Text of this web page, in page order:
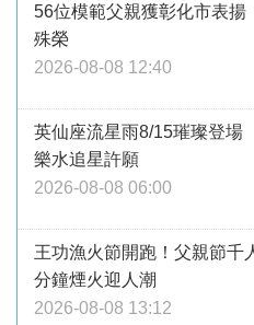
56位模範父親獲彰化市表
殊榮
2026-08-08 12:40
英仙座流星雨8/15璀璨登
樂水追星許願
2026-08-08 06:00
王功漁火節開跑！父親節
分鐘煙火迎人潮
2026-08-08 13:12